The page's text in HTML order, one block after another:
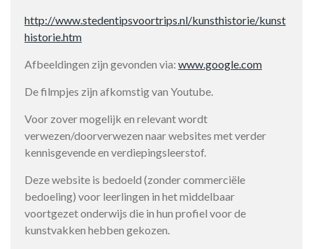
http://www.stedentipsvoortrips.nl/kunsthistorie/kunst
historie.htm
Afbeeldingen zijn gevonden via: www.google.com
De filmpjes zijn afkomstig van Youtube.
Voor zover mogelijk en relevant wordt
verwezen/doorverwezen naar websites met verder
kennisgevende en verdiepingsleerstof.
Deze website is bedoeld (zonder commerciële
bedoeling) voor leerlingen in het middelbaar
voortgezet onderwijs die in hun profiel voor de
kunstvakken hebben gekozen.